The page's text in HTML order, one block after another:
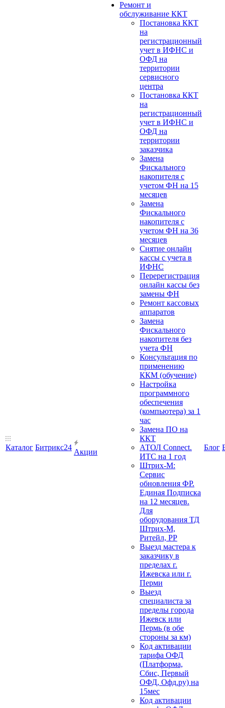
Каталог Битрикс24
Акции
Ремонт и
обслуживание ККТ
Постановка ККТ
на
регистрационный
учет в ИФНС и
ОФД на
территории
сервисного
центра
Постановка ККТ
на
регистрационный
учет в ИФНС и
ОФД на
территории
заказчика
Замена
Фискального
накопителя с
учетом ФН на 15
месяцев
Замена
Фискального
накопителя с
учетом ФН на 36
месяцев
Снятие онлайн
кассы с учета в
ИФНС
Перерегистрация
онлайн кассы без
замены ФН
Ремонт кассовых
аппаратов
Замена
Фискального
накопителя без
учета ФН
Консультация по
применению
ККМ (обучение)
Настройка
программного
обеспечения
(компьютера) за 1
час
Замена ПО на
ККТ
АТОЛ Connect.
ИТС на 1 год
Штрих-М:
Сервис
обновления ФР.
Единая Подписка
на 12 месяцев.
Для
оборудования ТД
Штрих-М,
Ритейл, РР
Выезд мастера к
заказчику в
пределах г.
Ижевска или г.
Перми
Выезд
специалиста за
пределы города
Ижевск или
Пермь (в обе
стороны за км)
Код активации
тарифа ОФД
(Платформа,
Сбис, Первый
ОФД, Офд.ру) на
15мес
Код активации
Блог